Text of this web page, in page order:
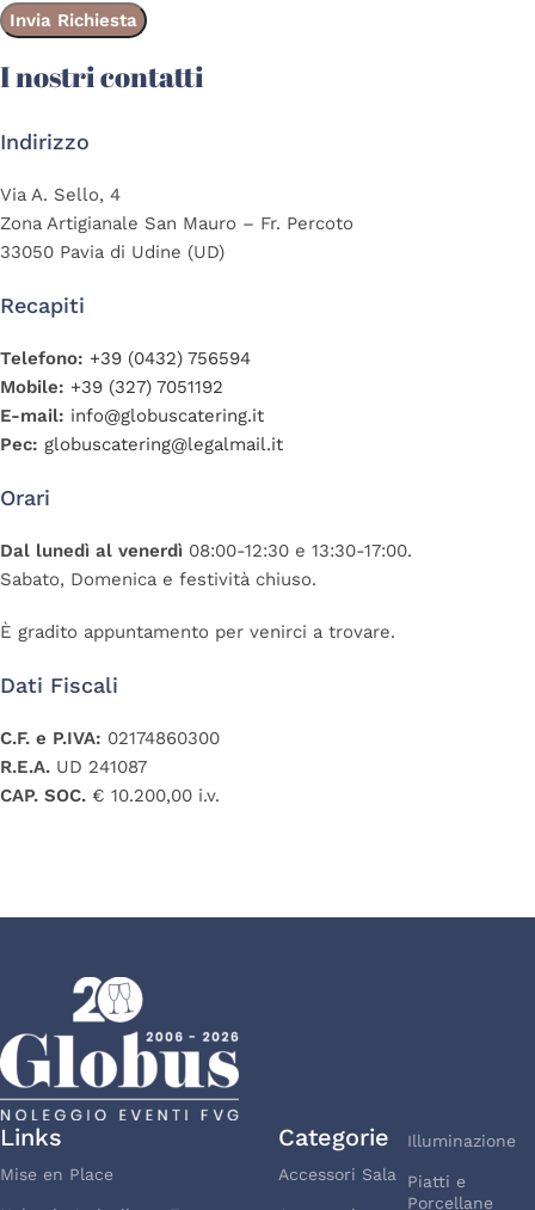
I nostri contatti
Indirizzo
Via A. Sello, 4
Zona Artigianale San Mauro – Fr. Percoto
33050 Pavia di Udine (UD)
Recapiti
Telefono: +39 (0432) 756594
Mobile: +39 (327) 7051192
E-mail: info@globuscatering.it
Pec: globuscatering@legalmail.it
Orari
Dal lunedì al venerdì 08:00-12:30 e 13:30-17:00.
Sabato, Domenica e festività chiuso.
È gradito appuntamento per venirci a trovare.
Dati Fiscali
C.F. e P.IVA: 02174860300
R.E.A. UD 241087
CAP. SOC. € 10.200,00 i.v.
Links
Mise en Place
Categorie
Accessori Sala
Illuminazione
Piatti e
Porcellane